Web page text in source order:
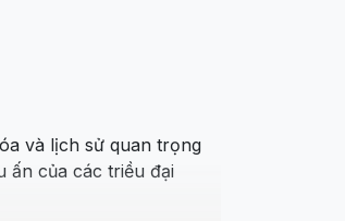
và lịch sử quan trọng
ấn của các triều đại